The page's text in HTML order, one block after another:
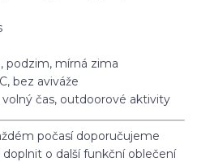
podzim, mírná zima
bez aviváže
volný čas, outdoorové aktivity
počasí doporučujeme
o další funkční oblečení